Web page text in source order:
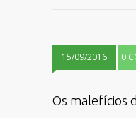
15/09/2016 0
Os malefícios